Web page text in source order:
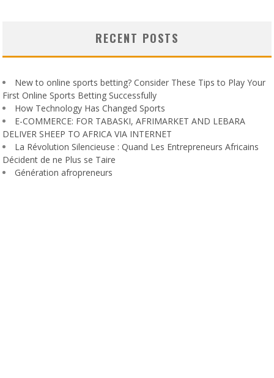
RECENT POSTS
New to online sports betting? Consider These Tips to Play Your
First Online Sports Betting Successfully
How Technology Has Changed Sports
E-COMMERCE: FOR TABASKI, AFRIMARKET AND LEBARA
DELIVER SHEEP TO AFRICA VIA INTERNET
La Révolution Silencieuse : Quand Les Entrepreneurs Africains
Décident de ne Plus se Taire
Génération afropreneurs